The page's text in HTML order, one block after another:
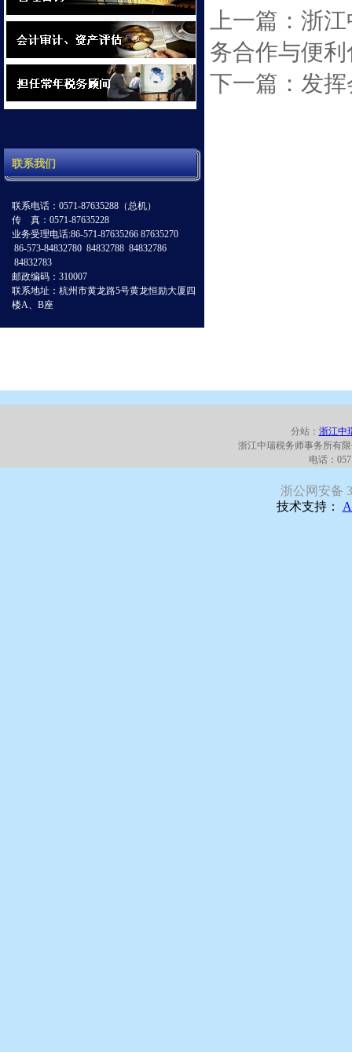
联系我们
联系电话：0571-87635288（总机）
传 真：0571-87635228
业务受理电话:86-571-87635266 87635270
86-573-84832780 84832788 84832786
84832783
邮政编码：310007
联系地址：杭州市黄龙路5号黄龙恒励大厦四
楼A、B座
上一篇：浙
务合作与便
下一篇：发
分站： 浙江中
浙江中瑞税务师事务所有
电话：
浙公网安备
技术支持：